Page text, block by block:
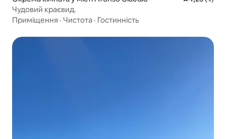
Чудовий краєвид.
Приміщення · Чистота · Гостинність